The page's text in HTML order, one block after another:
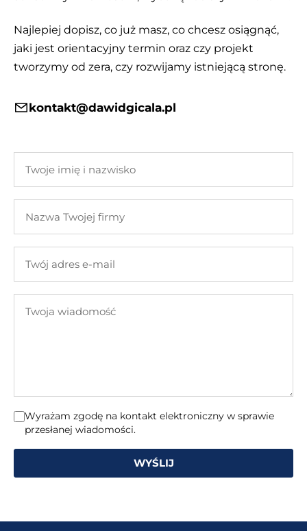
Najlepiej dopisz, co już masz, co chcesz osiągnąć,
jaki jest orientacyjny termin oraz czy projekt
tworzymy od zera, czy rozwijamy istniejącą stronę.
kontakt@dawidgicala.pl
imię
nazwisko
Twojej
adres
mail
wiadomość
Wyrażam zgodę na kontakt elektroniczny w sprawie
przesłanej wiadomości.
WYŚLIJ